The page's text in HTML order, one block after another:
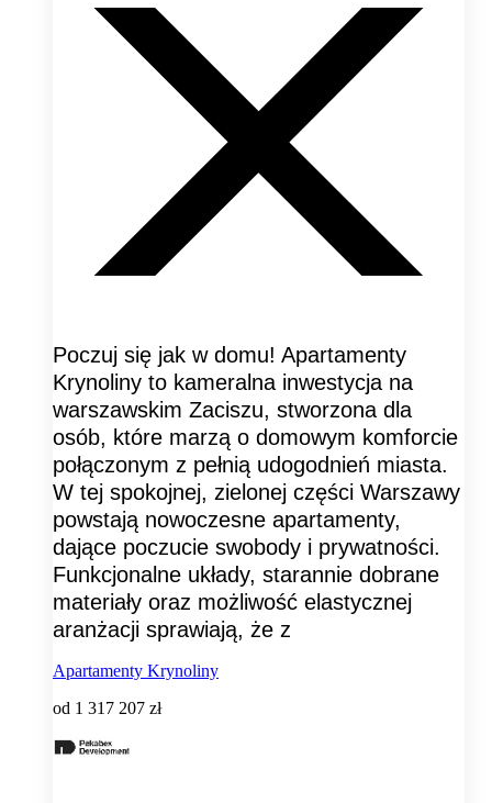
Poczuj się jak w domu! Apartamenty
Krynoliny to kameralna inwestycja na
warszawskim Zaciszu, stworzona dla
osób, które marzą o domowym komforcie
połączonym z pełnią udogodnień miasta.
W tej spokojnej, zielonej części Warszawy
powstają nowoczesne apartamenty,
dające poczucie swobody i prywatności.
Funkcjonalne układy, starannie dobrane
materiały oraz możliwość elastycznej
aranżacji sprawiają, że z
Apartamenty Krynoliny
od 1 317 207 zł